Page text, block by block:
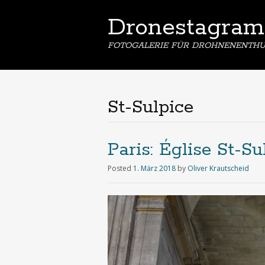
Dronestagram
FOTOGALERIE FÜR
St-Sulpice
Paris: Église St-
Posted 1. März 2018 by Oliver Krautscheid